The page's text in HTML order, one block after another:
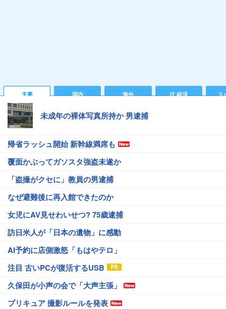
主要 国内 海外 IT 経済 ス
未成年の裸体写真所持か 男逮捕
帰省ラッシュ開始 新幹線満席も
覆面かぶってガソスタ強盗未遂か
「盗撮がクセに」教員の男逮捕
なぜ避難後に再入館できたのか
女児にAV見せわいせつ? 75歳逮捕
訪日米人が「日本の遺物」に感動
AI予約に店側激怒「もはやテロ」
注目 古いPCが復活するUSB
久保田が小声の会で「大声主張」
プリキュア 撮影ルールを発表